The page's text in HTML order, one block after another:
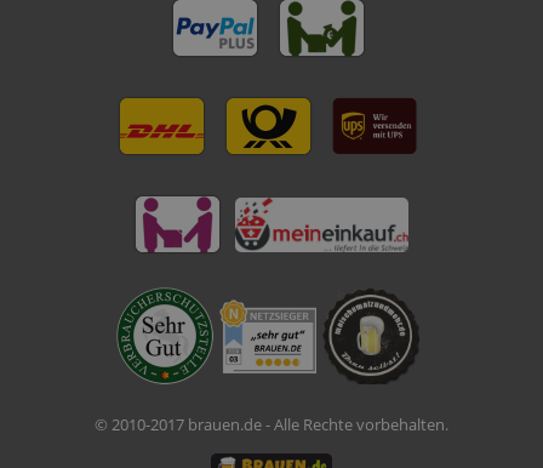
© 2010-2017 brauen.de - Alle Rechte vorbehalten.